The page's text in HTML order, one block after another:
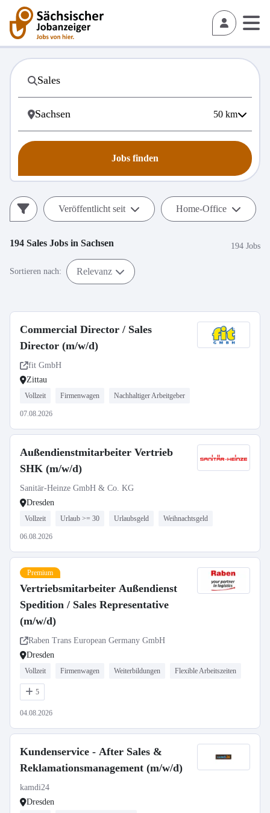
50 km
Jobs finden
Veröffentlicht seit Home-Office
194 Sales Jobs in Sachsen 194 Jobs
Sortieren nach: Relevanz
Commercial Director / Sales
Director (m/w/d)
fit GmbH
Zittau
Vollzeit Firmenwagen Nachhaltiger Arbeitgeber
07.08.2026
Außendienstmitarbeiter Vertrieb
SHK (m/w/d)
Sanitär-Heinze GmbH & Co. KG
Dresden
Vollzeit Urlaub >= 30 Urlaubsgeld Weihnachtsgeld
06.08.2026
Premium
Vertriebsmitarbeiter Außendienst
Spedition / Sales Representative
(m/w/d)
Raben Trans European Germany GmbH
Dresden
Vollzeit Firmenwagen Weiterbildungen Flexible Arbeitszeiten
5
04.08.2026
Kundenservice - After Sales &
Reklamationsmanagement (m/w/d)
kamdi24
Dresden